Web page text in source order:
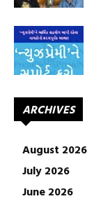
ARCHIVES
August 2026
July 2026
June 2026